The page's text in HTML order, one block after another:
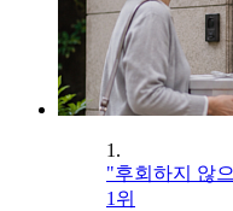
1.
"후회하지 않
1위